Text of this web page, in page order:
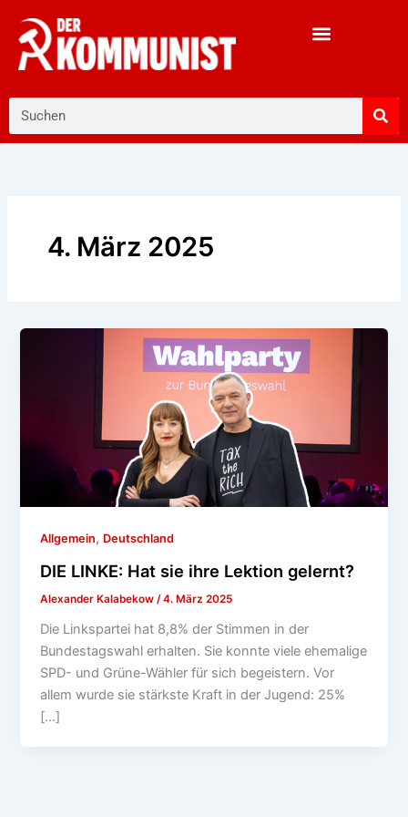
Inhalt
springen
4. März 2025
Allgemein, Deutschland
DIE LINKE: Hat sie ihre Lektion gelernt?
Alexander Kalabekow /4. März 2025
Die Linkspartei hat 8,8% der Stimmen in der
Bundestagswahl erhalten. Sie konnte viele ehemalige
SPD- und Grüne-Wähler für sich begeistern. Vor
allem wurde sie stärkste Kraft in der Jugend: 25%
[…]